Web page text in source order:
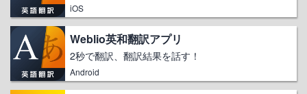
iOS
Weblio英和翻訳アプリ
2秒で翻訳、翻訳結果を話す！
Android